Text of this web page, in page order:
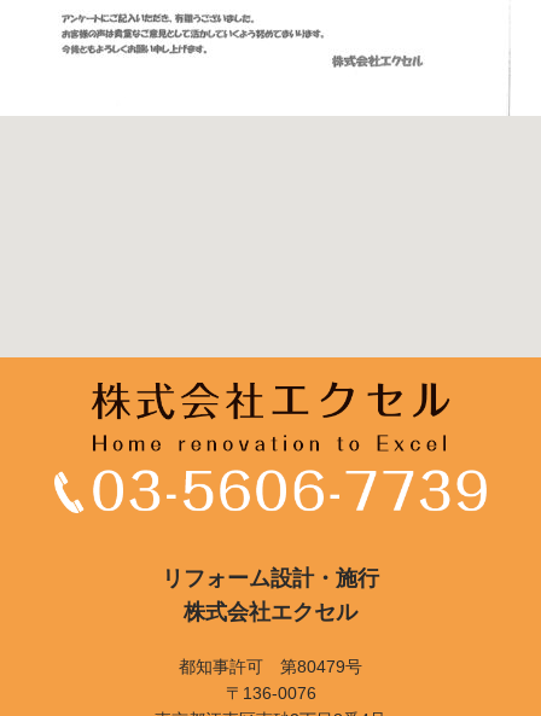
リフォーム設計・施行
株式会社エクセル
都知事許可 第80479号
〒136-0076